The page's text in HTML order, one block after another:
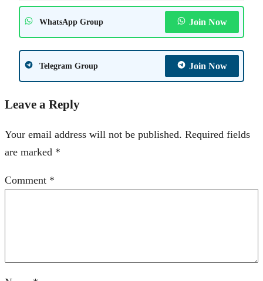
WhatsApp Group Join Now
Telegram Group Join Now
Leave a Reply
Your email address will not be published. Required fields
are marked *
Comment *